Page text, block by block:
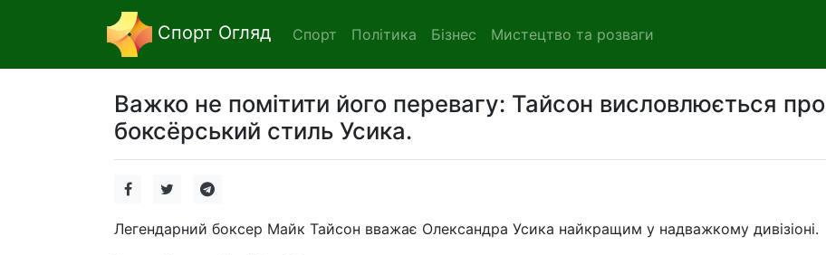
Спорт Огляд Спорт Політика Бізнес Мистецтво та розваги
Важко не помітити його перевагу: Тайсон висловлюється про
боксёрський стиль Усика.
Легендарний боксер Майк Тайсон вважає Олександра Усика найкращим у надважкому дивізіоні.